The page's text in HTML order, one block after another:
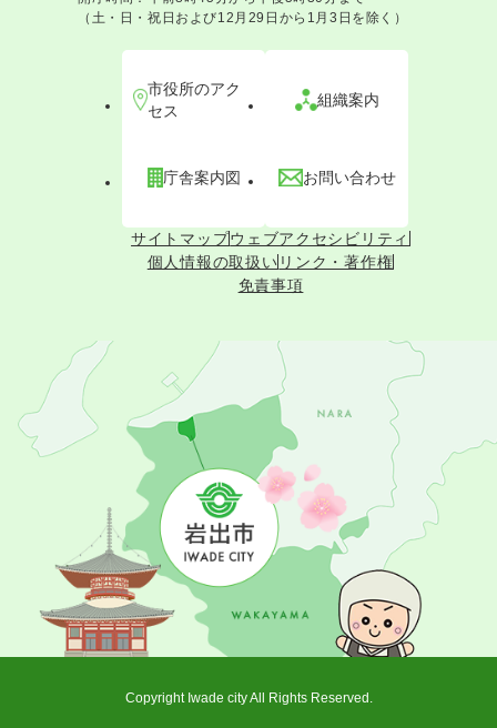
（土・日・祝日および12月29日から1月3日を除く）
市役所のアク
セス
組織案内
庁舎案内図 お問い合わせ
サイトマップウェブアクセシビリティ
個人情報の取扱い リンク・著作権
免責事項
Copyright Iwade city All Rights Reserved.